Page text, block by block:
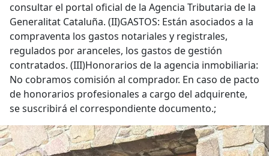
consultar el portal oficial de la Agencia Tributaria de la
Generalitat Cataluña. (II)GASTOS: Están asociados a la
compraventa los gastos notariales y registrales,
regulados por aranceles, los gastos de gestión
contratados. (III)Honorarios de la agencia inmobiliaria:
No cobramos comisión al comprador. En caso de pacto
de honorarios profesionales a cargo del adquirente,
se suscribirá el correspondiente documento.;